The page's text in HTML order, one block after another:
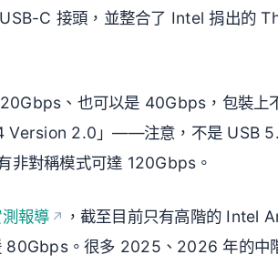
C 接頭，並整合了 Intel 捐出的
、也可以是 40Gbps，包裝上
Version 2.0」——注意，不是 USB
對稱模式可達 120Gbps。
報導
，截至目前只有高階的 Intel
。很多 2025、2026 年的中